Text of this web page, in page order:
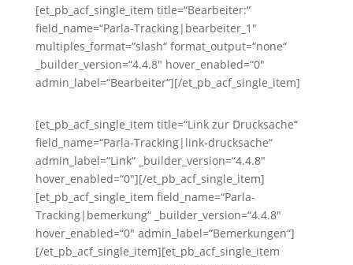
[et_pb_acf_single_item title=“Bearbeiter:“
field_name=“Parla-Tracking|bearbeiter_1″
multiples_format=“slash“ format_output=“none“
_builder_version=“4.4.8″ hover_enabled=“0″
admin_label=“Bearbeiter“][/et_pb_acf_single_item]
[et_pb_acf_single_item title=“Link zur Drucksache“
field_name=“Parla-Tracking|link-drucksache“
admin_label=“Link“ _builder_version=“4.4.8″
hover_enabled=“0″][/et_pb_acf_single_item]
[et_pb_acf_single_item field_name=“Parla-
Tracking|bemerkung“ _builder_version=“4.4.8″
hover_enabled=“0″ admin_label=“Bemerkungen“]
[/et_pb_acf_single_item][et_pb_acf_single_item